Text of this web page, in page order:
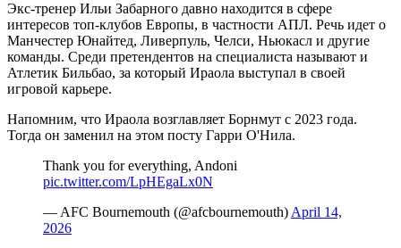
Экс-тренер Ильи Забарного давно находится в сфере
интересов топ-клубов Европы, в частности АПЛ. Речь идет о
Манчестер Юнайтед, Ливерпуль, Челси, Ньюкасл и другие
команды. Среди претендентов на специалиста называют и
Атлетик Бильбао, за который Ираола выступал в своей
игровой карьере.
Напомним, что Ираола возглавляет Борнмут с 2023 года.
Тогда он заменил на этом посту Гарри О'Нила.
Thank you for everything, Andoni ️
pic.twitter.com/LpHEgaLx0N
— AFC Bournemouth (@afcbournemouth)April 14,
2026